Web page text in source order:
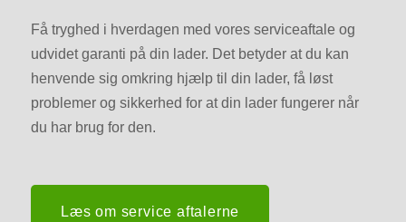
Få tryghed i hverdagen med vores serviceaftale og
udvidet garanti på din lader. Det betyder at du kan
henvende sig omkring hjælp til din lader, få løst
problemer og sikkerhed for at din lader fungerer når
du har brug for den.
Læs om service aftalerne